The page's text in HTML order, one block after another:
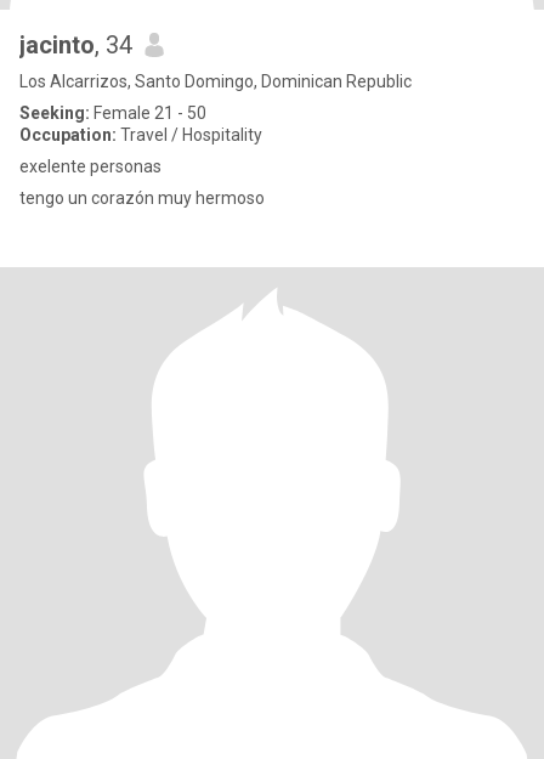
jacinto, 34
Los Alcarrizos, Santo Domingo, Dominican Republic
Seeking: Female 21 - 50
Occupation: Travel / Hospitality
exelente personas
tengo un corazón muy hermoso